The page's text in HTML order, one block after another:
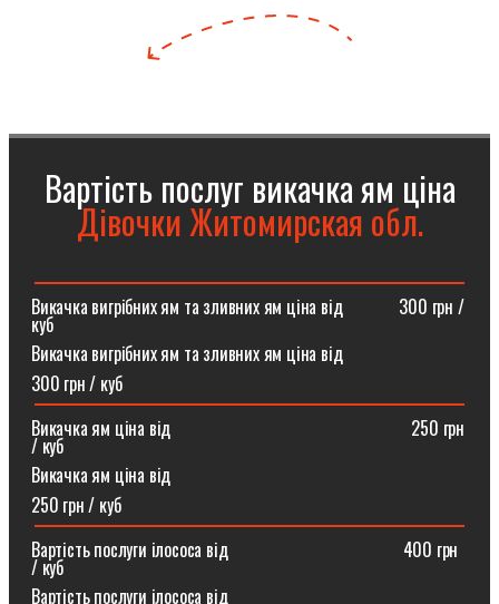
Вартість послуг викачка ям ціна
Дівочки Житомирская обл.
Викачка вигрібних ям та зливних ям ціна від ⠀⠀⠀⠀300 грн /
куб
Викачка вигрібних ям та зливних ям ціна від
300 грн / куб
Викачка ям ціна від ⠀⠀⠀⠀⠀⠀⠀⠀⠀⠀⠀⠀⠀⠀⠀⠀⠀⠀250 грн
/ куб
Викачка ям ціна від
250 грн / куб
Вартість послуги ілососа від ⠀⠀⠀⠀⠀⠀⠀⠀⠀⠀⠀⠀⠀400 грн
/ куб
Вартість послуги ілососа від